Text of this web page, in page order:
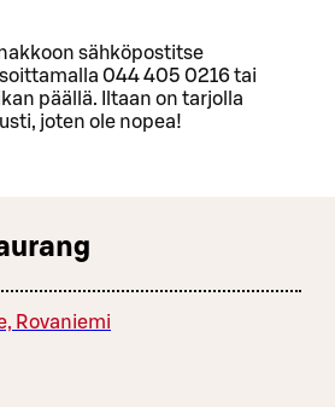
sähköpostitse
044 405 0216 tai
päällä. Iltaan on tarjolla
joten ole nopea!
Rovaniemi